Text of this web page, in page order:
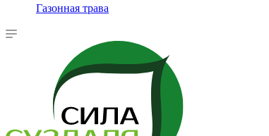
Газонная трава